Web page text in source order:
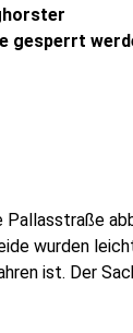
gesperrt
Pallasstraße
wurden
ist. Der